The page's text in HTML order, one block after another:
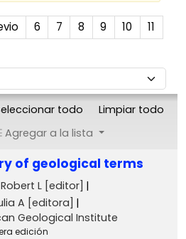
6 7 8 9 10
11
todo
Limpiar todo
Agregar a la lista
of geological terms
L[editor]
A [editora]
Geological Institute
edición